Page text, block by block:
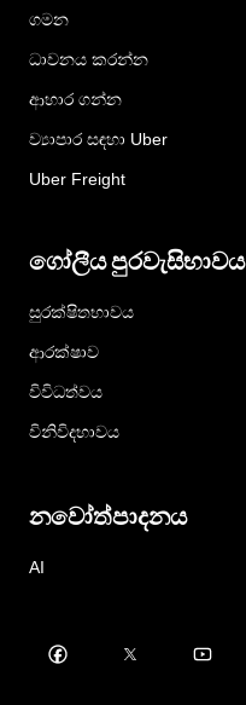
ගමන
ධාවනය කරන්න
ආහාර ගන්න
ව්‍යාපාර සඳහා Uber
Uber Freight
ගෝලීය පුරවැසිභාවය
සුරක්ෂිතභාවය
ආරක්ෂාව
විවිධත්වය
විනිවිදභාවය
නවෝත්පාදනය
AI